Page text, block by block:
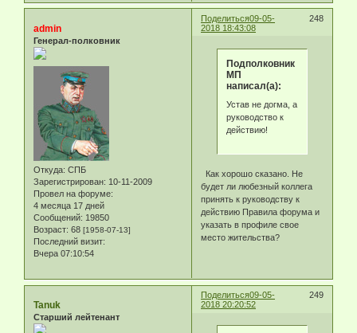
Поделиться 248
09-05-
2018 18:43:08
admin
Генерал-полковник
Откуда: СПБ
Зарегистрирован: 10-11-2009
Провел на форуме:
4 месяца 17 дней
Сообщений: 19850
Возраст: 68 [1958-07-13]
Последний визит:
Вчера 07:10:54
Подполковник
МП
написал(а):
Устав не догма, а
руководство к
действию!
Как хорошо сказано. Не
будет ли любезный коллега
принять к руководству к
действию Правила форума и
указать в профиле свое
место жительства?
Поделиться 249
09-05-
2018 20:20:52
Tanuk
Старший лейтенант